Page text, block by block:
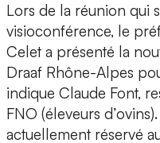
Lors de la réunion qui
visioconférence, le
Celet a présenté la
Draaf Rhône-Alpes
indique Claude Font,
FNO (éleveurs
actuellement réservé